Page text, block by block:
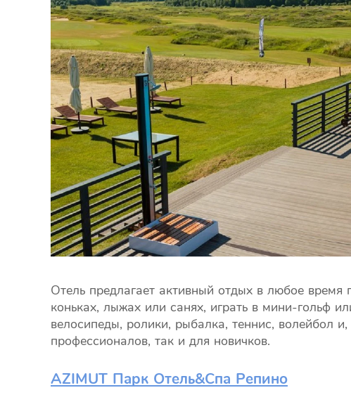
Отель предлагает активный отдых в любое время
коньках, лыжах или санях, играть в мини-гольф
велосипеды, ролики, рыбалка, теннис, волейбол
профессионалов, так и для новичков.
AZIMUT Парк Отель&Спа Репино